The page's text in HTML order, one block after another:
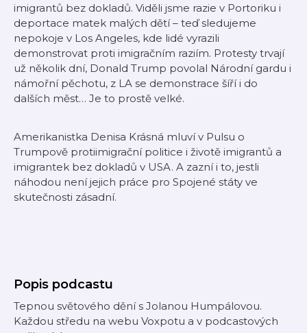
imigrantů bez dokladů. Viděli jsme razie v Portoriku i
deportace matek malých dětí – teď sledujeme
nepokoje v Los Angeles, kde lidé vyrazili
demonstrovat proti imigračním raziím. Protesty trvají
už několik dní, Donald Trump povolal Národní gardu i
námořní pěchotu, z LA se demonstrace šíří i do
dalších měst… Je to prostě velké.
Amerikanistka Denisa Krásná mluví v Pulsu o
Trumpově protiimigrační politice i životě imigrantů a
imigrantek bez dokladů v USA. A zazní i to, jestli
náhodou není jejich práce pro Spojené státy ve
skutečnosti zásadní.
Popis podcastu
Tepnou světového dění s Jolanou Humpálovou.
Každou středu na webu Voxpotu a v podcastových